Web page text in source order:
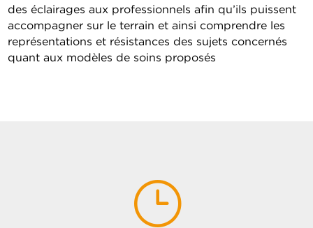
des éclairages aux professionnels afin qu’ils puissent
accompagner sur le terrain et ainsi comprendre les
représentations et résistances des sujets concernés
quant aux modèles de soins proposés
}